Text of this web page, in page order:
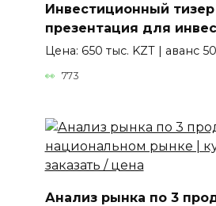
Инвестиционный тизер
презентация для
Цена: 650 тыс. KZT | аванс
773
Анализ рынка по 3